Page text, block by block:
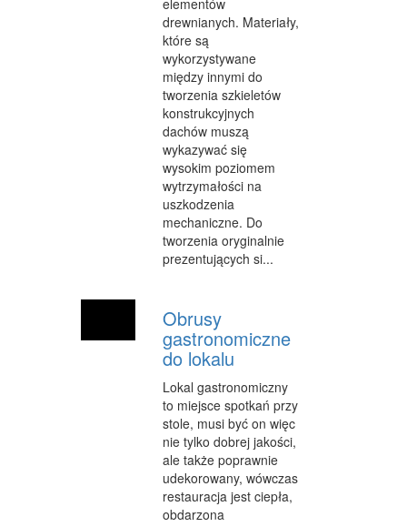
ADWOKACI, PORADY PRAWNE
SPRZĄTANIE, PORZĄDKOWANIE
SERWIS
OPIEKA
INNE USŁUGI
KURIER, PRZESYŁKI
WYCIECZKI
HOTELE I NOCLEGI
ZDROWIE
DIETETYKA, ODCHUDZANIE
KOSMETYKI
LECZENIE
SALONY KOSMETYCZNE
SPRZĘT MEDYCZNY
elementów
drewnianych. Materiały,
które są
wykorzystywane
między innymi do
tworzenia szkieletów
konstrukcyjnych
dachów muszą
wykazywać się
wysokim poziomem
wytrzymałości na
uszkodzenia
mechaniczne. Do
tworzenia oryginalnie
prezentujących si...
Obrusy
gastronomiczne
do lokalu
Lokal gastronomiczny
to miejsce spotkań przy
stole, musi być on więc
nie tylko dobrej jakości,
ale także poprawnie
udekorowany, wówczas
restauracja jest ciepła,
obdarzona